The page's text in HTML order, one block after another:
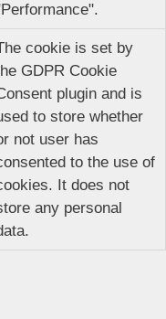
cookie is set by
GDPR Cookie
plugin and is
to store whether
not user has
to the use of
It does not
any personal